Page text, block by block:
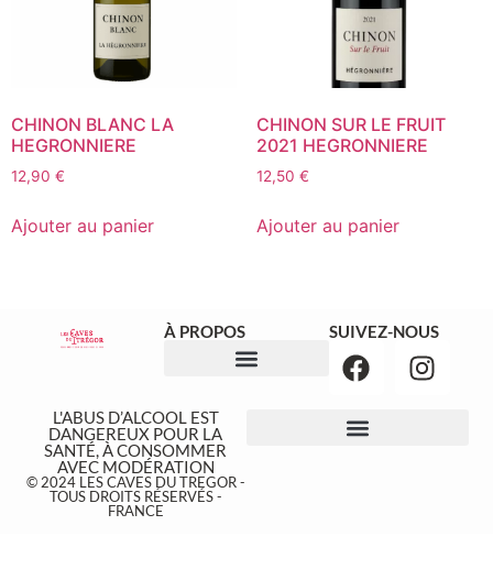
CHINON BLANC LA
HEGRONNIERE
12,90 €
Ajouter au panier
CHINON SUR LE FRUIT
2021 HEGRONNIERE
12,50 €
Ajouter au panier
À PROPOS SUIVEZ-NOUS
L'ABUS D’ALCOOL EST
DANGEREUX POUR LA
SANTÉ, À CONSOMMER
AVEC MODÉRATION
© 2024 LES CAVES DU TREGOR -
TOUS DROITS RÉSERVÉS -
FRANCE